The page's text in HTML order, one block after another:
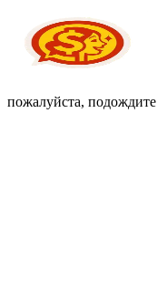
пожалуйста, подождите